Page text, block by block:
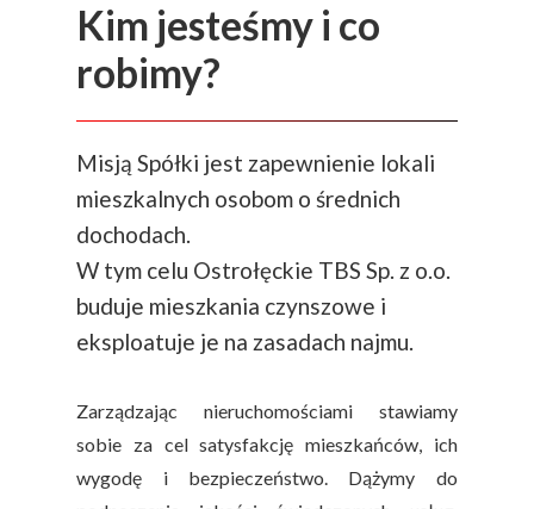
Kim jesteśmy i co
robimy?
Misją Spółki jest zapewnienie lokali
mieszkalnych osobom o średnich
dochodach.
W tym celu Ostrołęckie TBS Sp. z o.o.
buduje mieszkania czynszowe i
eksploatuje je na zasadach najmu.
Zarządzając nieruchomościami stawiamy
sobie za cel satysfakcję mieszkańców, ich
wygodę i bezpieczeństwo. Dążymy do